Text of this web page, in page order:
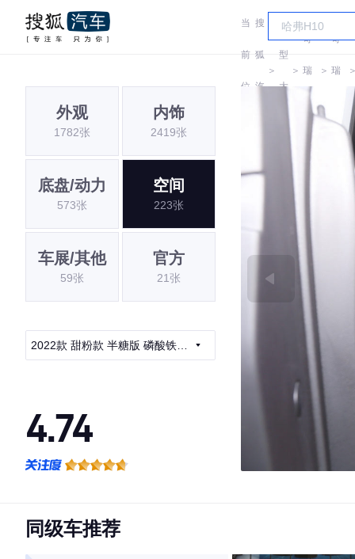
当
前
位
搜
狐
汽
＞
车
型
大
＞
奇
瑞
QQ
＞
奇
瑞
外观
1782张
内饰
2419张
底盘/动力
573张
空间
223张
车展/其他
59张
官方
21张
2022款 甜粉款 半糖版 磷酸铁锂
4.74
·空间表现较为优秀，优于75%同级车
同级车推荐